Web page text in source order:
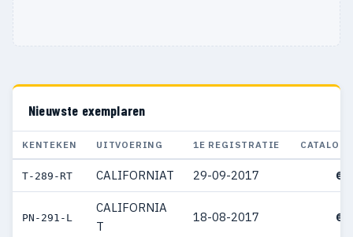
Nieuwste exemplaren
KENTEKEN UITVOERING 1E REGISTRATIE
T-289-RT CALIFORNIAT 29-09-2017 €
PN-291-L
CALIFORNIA
T
18-08-2017 €